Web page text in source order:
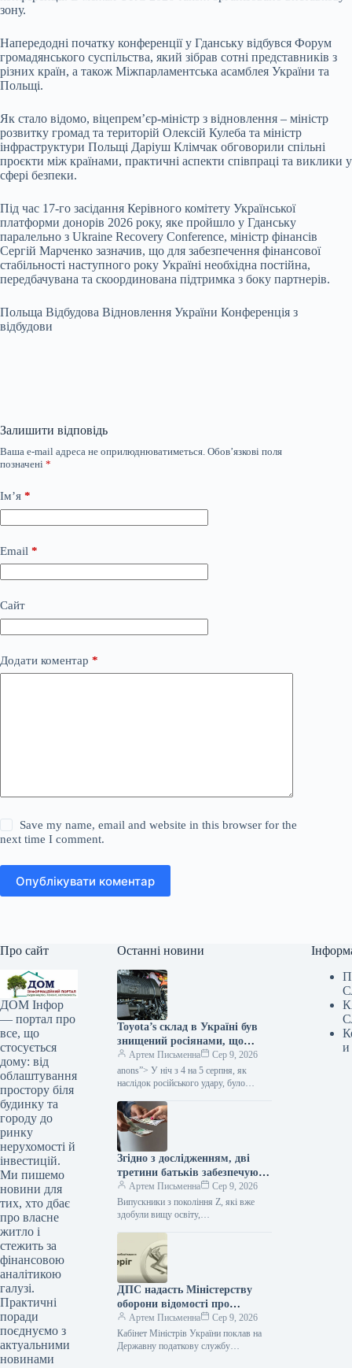
зону.
Напередодні початку конференції у Гданську відбувся Форум
громадянського суспільства, який зібрав сотні представників з
різних країн, а також Міжпарламентська асамблея України та
Польщі.
Як стало відомо, віцепрем’єр-міністр з відновлення – міністр
розвитку громад та територій Олексій Кулеба та міністр
інфраструктури Польщі Даріуш Клімчак обговорили спільні
проєкти між країнами, практичні аспекти співпраці та виклики у
сфері безпеки.
Під час 17-го засідання Керівного комітету Української
платформи донорів 2026 року, яке пройшло у Гданську
паралельно з Ukraine Recovery Conference, міністр фінансів
Сергій Марченко зазначив, що для забезпечення фінансової
стабільності наступного року Україні необхідна постійна,
передбачувана та скоординована підтримка з боку партнерів.
Польща Відбудова Відновлення України Конференція з
відбудови
Залишити відповідь
Ваша e-mail адреса не оприлюднюватиметься. Обов’язкові поля
позначені *
Ім’я *
Email *
Сайт
Додати коментар *
Save my name, email and website in this browser for the
next time I comment.
Опублікувати коментар
Про сайт
ДОМ Інфор
— портал про
все, що
стосується
дому: від
облаштування
простору біля
будинку та
городу до
ринку
нерухомості й
інвестицій.
Ми пишемо
новини для
тих, хто дбає
про власне
житло і
стежить за
фінансовою
аналітикою
галузі.
Практичні
поради
поєднуємо з
актуальними
новинами
Останні новини
Toyota’s склад в Україні був
знищений росіянами, що
може призвести до затримок у
постачанні запчастин, за
даними Мінфіну.
Артем Письменна
Сер 9, 2026
anons”> У ніч з 4 на 5 серпня, як
наслідок російського удару, було
елементами та супутньою…
Згідно з дослідженням, дві
третини батьків забезпечують
фінансову підтримку своїх
дорослих дітей з покоління Z.
Артем Письменна
Сер 9, 2026
Випускники з покоління Z, які вже
здобули вищу освіту,
завжди досягають…
ДПС надасть Міністерству
оборони відомості про
чоловіків віком від 18 до 60
років для уточнення даних
військового обліку,
Артем Письменна
Сер 9, 2026
Кабінет Міністрів України поклав на
Державну податкову службу
и